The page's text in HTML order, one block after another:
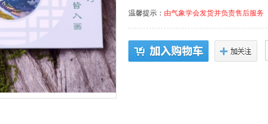
温馨提示： 由气象学会发货并负责售后服务